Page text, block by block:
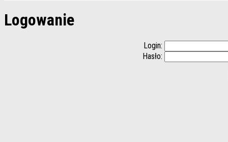
Logowanie
Login:
Hasło: